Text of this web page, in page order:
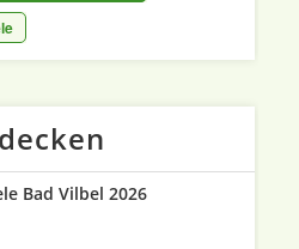
Bad Vilbel 2026